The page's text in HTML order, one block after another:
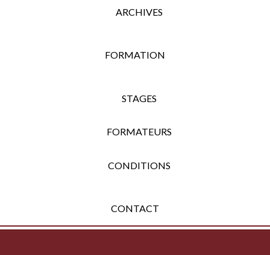
ARCHIVES
FORMATION
STAGES
FORMATEURS
CONDITIONS
CONTACT